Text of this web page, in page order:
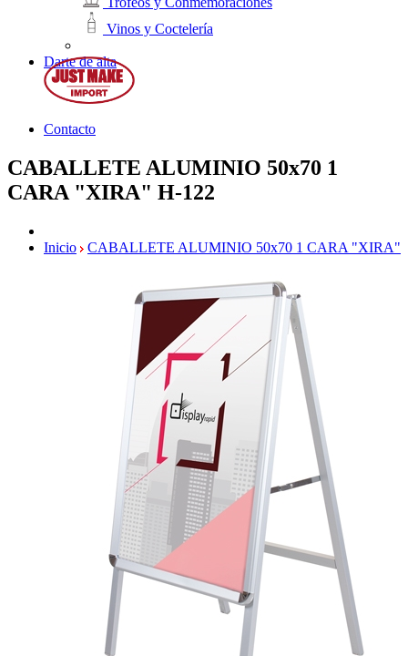
Vinos y Coctelería
Darte de alta
Contacto
CABALLETE ALUMINIO 50x70 1
CARA "XIRA" H-122
Inicio CABALLETE ALUMINIO 50x70 1 CARA "XIRA"